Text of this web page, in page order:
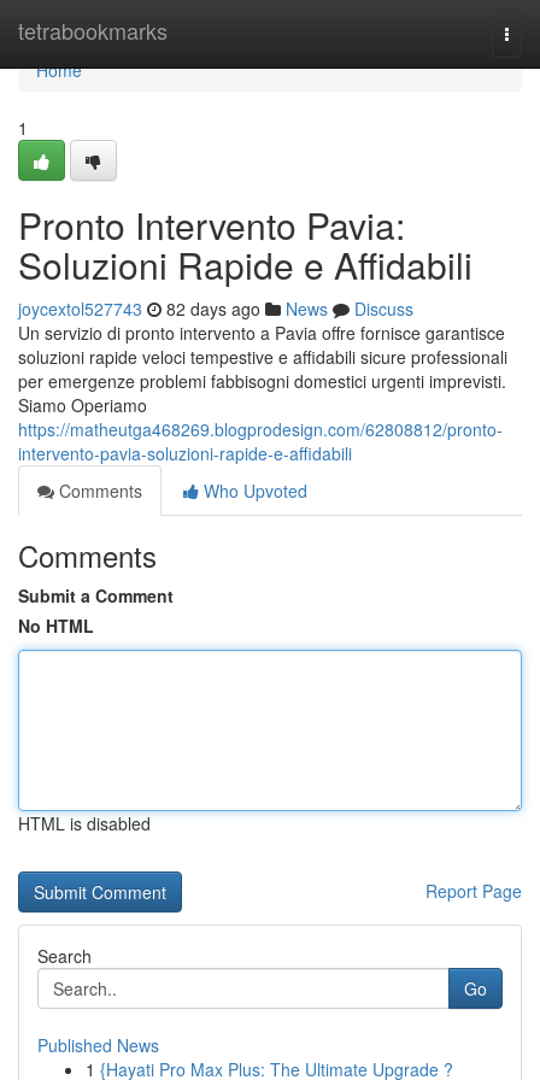
tetrabookmarks
Home
Home
1
Pronto Intervento Pavia:
Soluzioni Rapide e Affidabili
joycextol527743 82 days ago News
Discuss
Un servizio di pronto intervento a Pavia offre fornisce garantisce
soluzioni rapide veloci tempestive e affidabili sicure professionali
per emergenze problemi fabbisogni domestici urgenti imprevisti.
Siamo Operiamo
https://matheutga468269.blogprodesign.com/62808812/pronto-
intervento-pavia-soluzioni-rapide-e-affidabili
Comments
Who Upvoted
Comments
Submit a Comment
No HTML
HTML is disabled
Report Page
Search
Go
Published News
1 {Hayati Pro Max Plus: The Ultimate Upgrade ?